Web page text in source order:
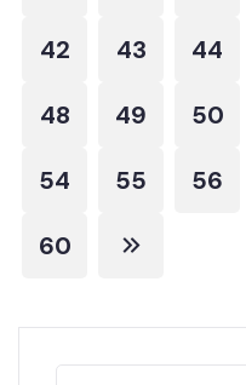
42 43 44
48 49 50
54 55 56
60